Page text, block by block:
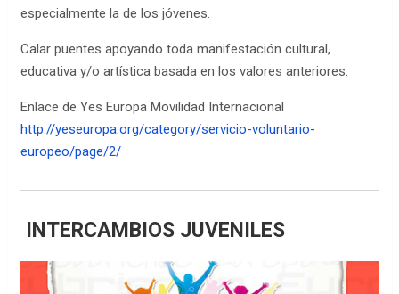
especialmente la de los jóvenes.
Calar puentes apoyando toda manifestación cultural,
educativa y/o artística basada en los valores anteriores.
Enlace de Yes Europa Movilidad Internacional
http://yeseuropa.org/category/servicio-voluntario-
europeo/page/2/
INTERCAMBIOS JUVENILES